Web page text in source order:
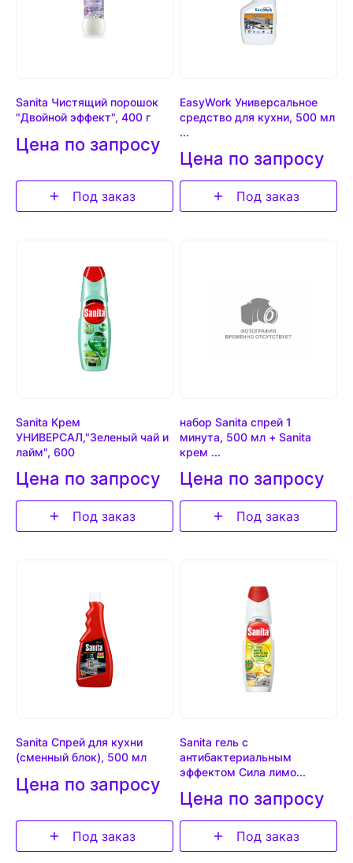
Sanita Чистящий порошок
"Двойной эффект", 400 г
Цена по запросу
Под заказ
EasyWork Универсальное
средство для кухни, 500 мл
...
Цена по запросу
Под заказ
Sanita Крем
УНИВЕРСАЛ,"Зеленый чай и
лайм", 600
Цена по запросу
Под заказ
набор Sanita спрей 1
минута, 500 мл + Sanita
крем ...
Цена по запросу
Под заказ
Sanita Спрей для кухни
(сменный блок), 500 мл
Цена по запросу
Под заказ
Sanita гель c
антибактериальным
эффектом Сила лимо...
Цена по запросу
Под заказ